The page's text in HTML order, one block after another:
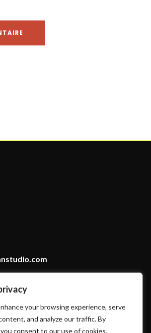
your browsing experience, serve
and analyze our traffic. By
consent to our use of cookies.
Bordeaux, 33800 France